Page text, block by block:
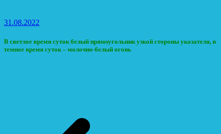
31.08.2022
В светлое время суток белый прямоугольник узкой стороны указателя, в
темное время суток – молочно-белый огонь